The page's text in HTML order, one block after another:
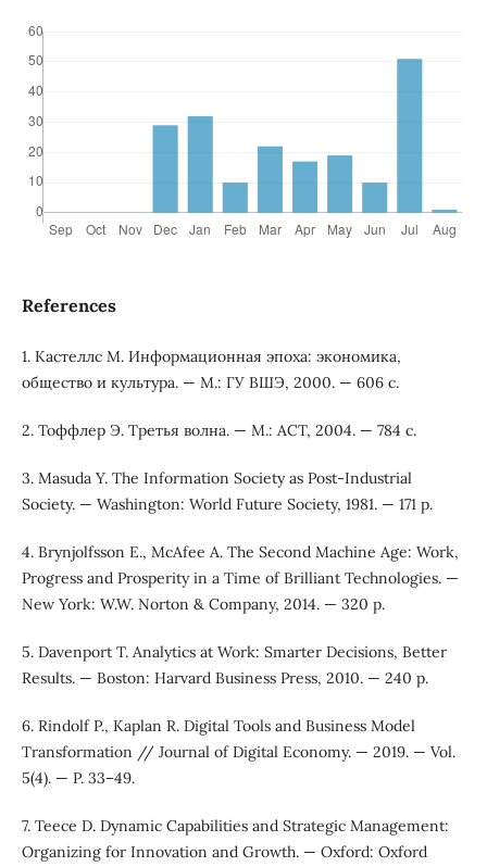
References
1. Кастеллс М. Информационная эпоха: экономика,
общество и культура. — М.: ГУ ВШЭ, 2000. — 606 с.
2. Тоффлер Э. Третья волна. — М.: АСТ, 2004. — 784 с.
3. Masuda Y. The Information Society as Post-Industrial
Society. — Washington: World Future Society, 1981. — 171 p.
4. Brynjolfsson E., McAfee A. The Second Machine Age: Work,
Progress and Prosperity in a Time of Brilliant Technologies. —
New York: W.W. Norton & Company, 2014. — 320 p.
5. Davenport T. Analytics at Work: Smarter Decisions, Better
Results. — Boston: Harvard Business Press, 2010. — 240 p.
6. Rindolf P., Kaplan R. Digital Tools and Business Model
Transformation // Journal of Digital Economy. — 2019. — Vol.
5(4). — P. 33–49.
7. Teece D. Dynamic Capabilities and Strategic Management:
Organizing for Innovation and Growth. — Oxford: Oxford